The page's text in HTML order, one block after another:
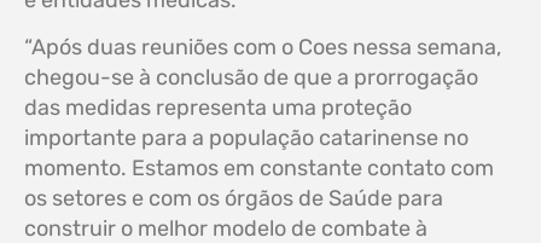
“Após duas reuniões com o Coes nessa semana,
chegou-se à conclusão de que a prorrogação
das medidas representa uma proteção
importante para a população catarinense no
momento. Estamos em constante contato com
os setores e com os órgãos de Saúde para
construir o melhor modelo de combate à